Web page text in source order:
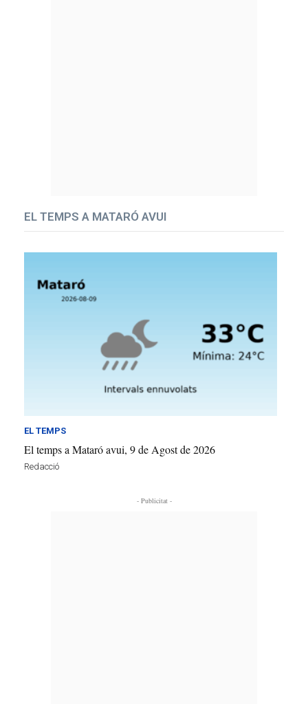
EL TEMPS A MATARÓ AVUI
EL TEMPS
El temps a Mataró avui, 9 de Agost de 2026
Redacció
- Publicitat -